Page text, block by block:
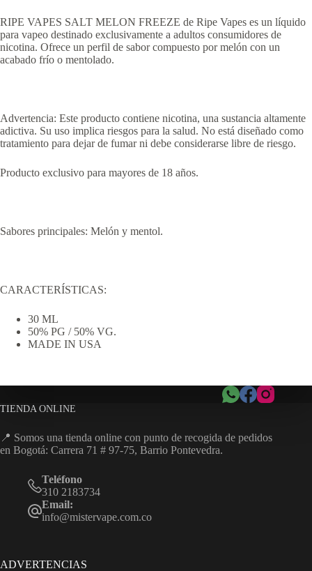
RIPE VAPES SALT MELON FREEZE de Ripe Vapes es un líquido
para vapeo destinado exclusivamente a adultos consumidores de
nicotina. Ofrece un perfil de sabor compuesto por melón con un
acabado frío o mentolado.
Advertencia: Este producto contiene nicotina, una sustancia altamente
adictiva. Su uso implica riesgos para la salud. No está diseñado como
tratamiento para dejar de fumar ni debe considerarse libre de riesgo.
Producto exclusivo para mayores de 18 años.
Sabores principales: Melón y mentol.
CARACTERÍSTICAS:
30 ML
50% PG / 50% VG.
MADE IN USA
TIENDA ONLINE
📍 Somos una tienda online con punto de recogida de pedidos
en Bogotá: Carrera 71 # 97-75, Barrio Pontevedra.
Teléfono
310 2183734
Email:
info@mistervape.com.co
ADVERTENCIAS